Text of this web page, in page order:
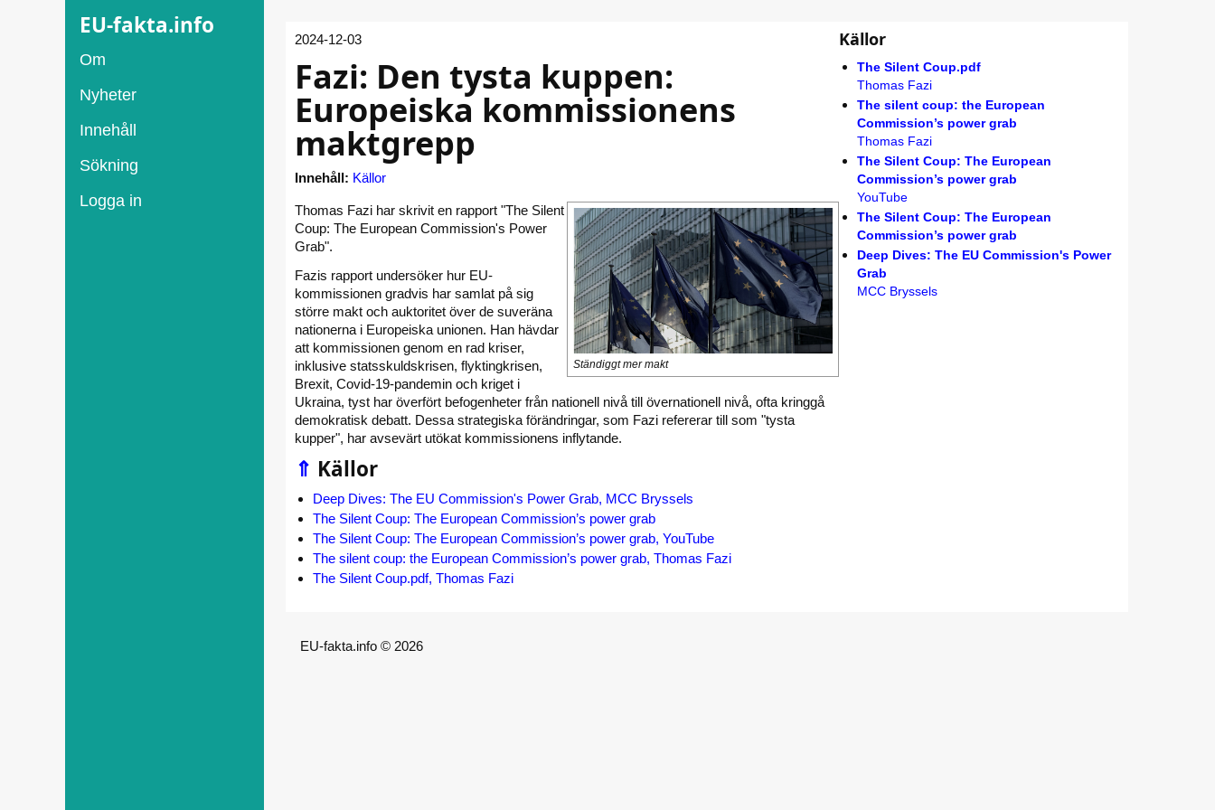
EU-fakta.info
Om
Nyheter
Innehåll
Sökning
Logga in
2024-12-03
Fazi: Den tysta kuppen:
Europeiska kommissionens
maktgrepp
Innehåll: Källor
Ständiggt mer makt
Thomas Fazi har skrivit en rapport "The Silent
Coup: The European Commission's Power
Grab".
Fazis rapport undersöker hur EU-
kommissionen gradvis har samlat på sig
större makt och auktoritet över de suveräna
nationerna i Europeiska unionen. Han hävdar
att kommissionen genom en rad kriser,
inklusive statsskuldskrisen, flyktingkrisen,
Brexit, Covid-19-pandemin och kriget i
Ukraina, tyst har överfört befogenheter från nationell nivå till övernationell nivå, ofta kringgå
demokratisk debatt. Dessa strategiska förändringar, som Fazi refererar till som "tysta
kupper", har avsevärt utökat kommissionens inflytande.
⇑ Källor
Deep Dives: The EU Commission's Power Grab, MCC Bryssels
The Silent Coup: The European Commission’s power grab
The Silent Coup: The European Commission’s power grab, YouTube
The silent coup: the European Commission’s power grab, Thomas Fazi
The Silent Coup.pdf, Thomas Fazi
Källor
The Silent Coup.pdf
Thomas Fazi
The silent coup: the European
Commission’s power grab
Thomas Fazi
The Silent Coup: The European
Commission’s power grab
YouTube
The Silent Coup: The European
Commission’s power grab
Deep Dives: The EU Commission's Power
Grab
MCC Bryssels
EU-fakta.info © 2026